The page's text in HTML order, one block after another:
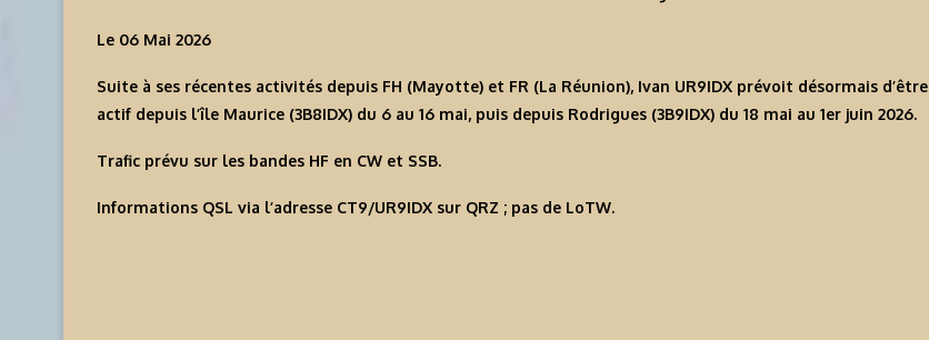
Le 06 Mai 2026
Suite à ses récentes activités depuis FH (Mayotte) et FR (La Réunion), Ivan UR9IDX prévoit désormais d’être
actif depuis l’île Maurice (3B8IDX) du 6 au 16 mai, puis depuis Rodrigues (3B9IDX) du 18 mai au 1er juin 2026.
Trafic prévu sur les bandes HF en CW et SSB.
Informations QSL via l’adresse CT9/UR9IDX sur QRZ ; pas de LoTW.